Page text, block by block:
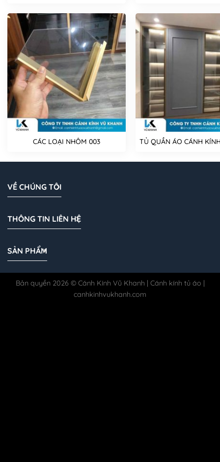
CÁC LOẠI NHÔM 003 TỦ QUẦN ÁO CÁNH
VỀ CHÚNG TÔI
THÔNG TIN LIÊN HỆ
SẢN PHẨM
Bản quyền 2026 © Cánh Kính Vũ Khanh | Cánh kính tủ áo |
canhkinhvukhanh.com